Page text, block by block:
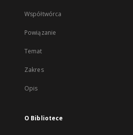
Współtwórca
Powiązanie
Temat
Zakres
Opis
O Bibliotece